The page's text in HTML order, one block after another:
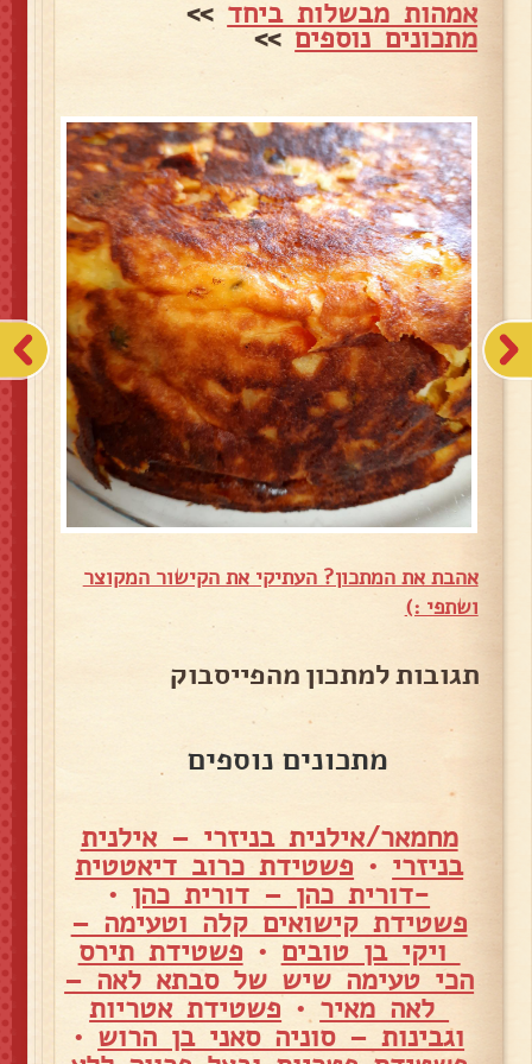
אמהות מבשלות ביחד >>
מתכונים נוספים>>
אהבת את המתכון? העתיקי את הקישור המקוצר
ושתפי :)
תגובות למתכון מהפייסבוק
מתכונים נוספים
מחמאר/אילנית בניזרי – אילנית
בניזרי • פשטידת כרוב דיאטטית
-דורית כהן – דורית כהן •
פשטידת קישואים קלה וטעימה –
ויקי בן טובים • פשטידת תירס
הכי טעימה שיש של סבתא לאה –
לאה מאיר •פשטידת אטריות
וגבינות – סוניה סאני בן הרוש •